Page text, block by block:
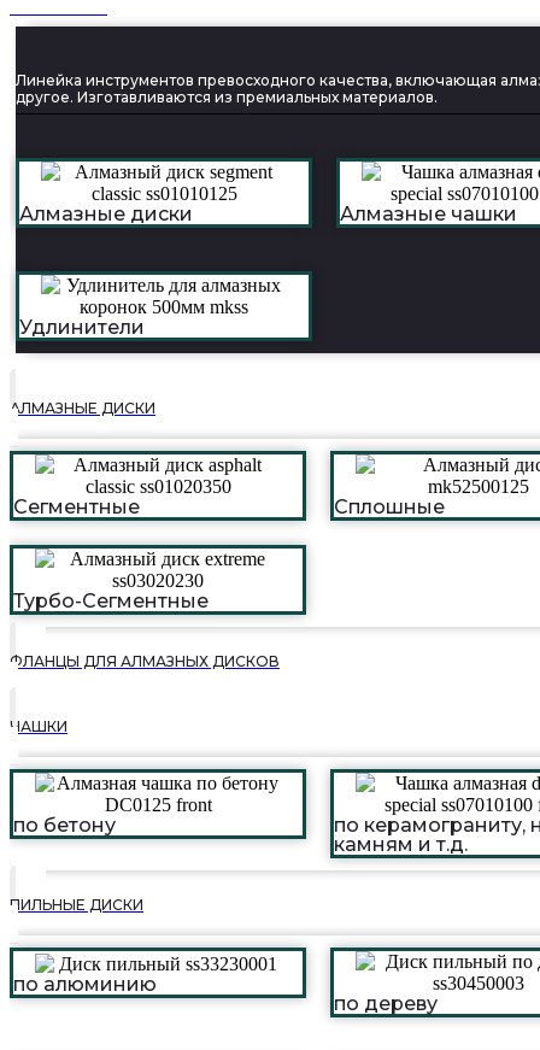
Линейка инструментов превосходного качества, включающая
другое. Изготавливаются из премиальных материалов.
Алмазные диски Алмазные чашки
Удлинители
АЛМАЗНЫЕ ДИСКИ
Сегментные Сплошные
Турбо-Сегментные
ФЛАНЦЫ ДЛЯ АЛМАЗНЫХ ДИСКОВ
ЧАШКИ
по бетону
по керамограниту,
камням и т.д.
ПИЛЬНЫЕ ДИСКИ
по алюминию
по дереву